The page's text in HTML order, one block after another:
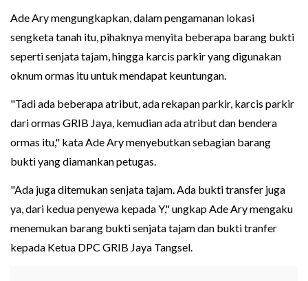
Ade Ary mengungkapkan, dalam pengamanan lokasi
sengketa tanah itu, pihaknya menyita beberapa barang bukti
seperti senjata tajam, hingga karcis parkir yang digunakan
oknum ormas itu untuk mendapat keuntungan.
"Tadi ada beberapa atribut, ada rekapan parkir, karcis parkir
dari ormas GRIB Jaya, kemudian ada atribut dan bendera
ormas itu," kata Ade Ary menyebutkan sebagian barang
bukti yang diamankan petugas.
"Ada juga ditemukan senjata tajam. Ada bukti transfer juga
ya, dari kedua penyewa kepada Y," ungkap Ade Ary mengaku
menemukan barang bukti senjata tajam dan bukti tranfer
kepada Ketua DPC GRIB Jaya Tangsel.